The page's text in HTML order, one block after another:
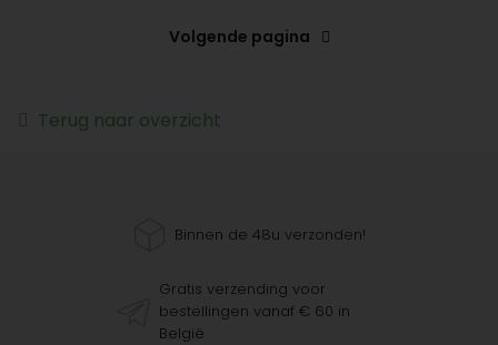
Volgende pagina
Terug naar overzicht
Binnen de 48u verzonden!
Gratis verzending voor
bestellingen vanaf € 60 in
België